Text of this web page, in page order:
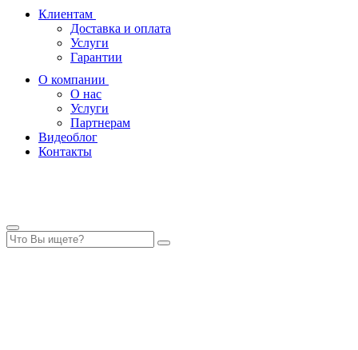
Клиентам
Доставка и оплата
Услуги
Гарантии
О компании
О нас
Услуги
Партнерам
Видеоблог
Контакты